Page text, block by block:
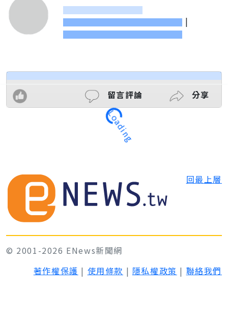
|
留言評論 分享
Loading
回最上層
© 2001-2026 ENews新聞網
著作權保護 | 使用條款 | 隱私權政策 | 聯絡我們